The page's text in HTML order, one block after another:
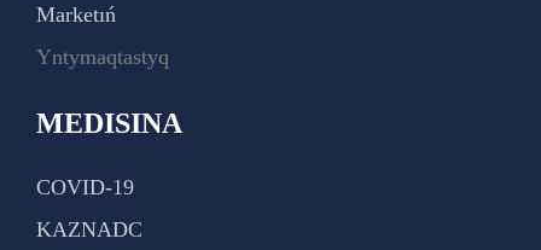
Marketıń
Yntymaqtastyq
MEDISINA
COVID-19
KAZNADC